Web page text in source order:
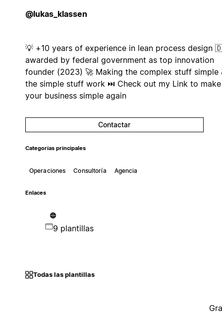
@lukas_klassen
💡 +10 years of experience in lean process design
awarded by federal government as top innovation
founder (2023) 🚀 Making the complex stuff simple
the simple stuff work ⏭️ Check out my Link to make
your business simple again
Contactar
Categorías principales
Operaciones Consultoría Agencia
Enlaces
9 plantillas
Todas las plantillas